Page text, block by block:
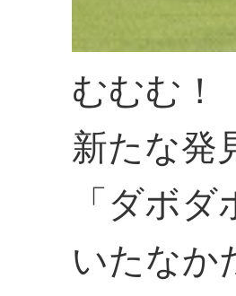
むむむ！
新たな発
「ダボ
いたなか